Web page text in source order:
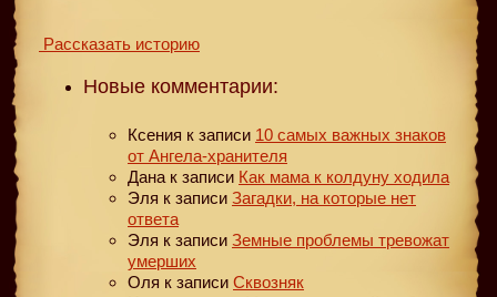
Рассказать историю
Новые комментарии:
Ксения к записи 10 самых важных знаков
от Ангела-хранителя
Дана к записи Как мама к колдуну ходила
Эля к записи Загадки, на которые нет
ответа
Эля к записи Земные проблемы тревожат
умерших
Оля к записи Сквозняк